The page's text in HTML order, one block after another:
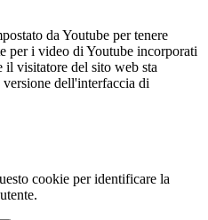
da Youtube per tenere
per i video di Youtube incorporati
il visitatore del sito web sta
dell'interfaccia di
cookie per identificare la